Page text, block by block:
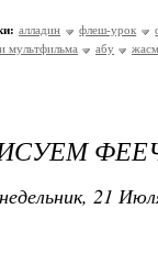
алладин флеш-урок
мультфильма
абу
21